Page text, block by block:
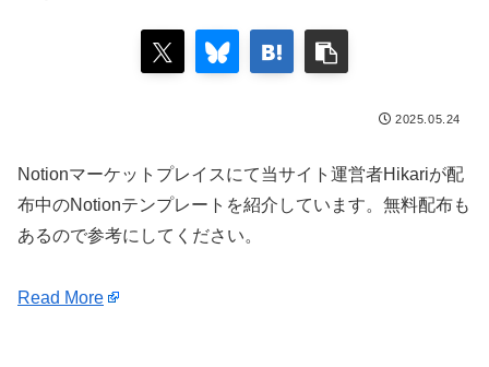
2025.05.24
Notionマーケットプレイスにて当サイト運営者Hikariが配
布中のNotionテンプレートを紹介しています。無料配布も
あるので参考にしてください。
Read More